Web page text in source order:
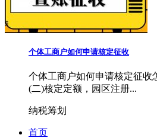
个体工商户如何申请核定征收
个体工商户如何申请核定征收
(二)核定定额，园区注册...
纳税筹划
首页